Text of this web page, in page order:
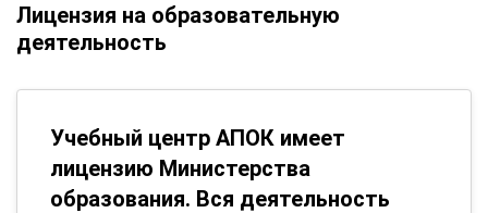
Лицензия на образовательную
деятельность
Учебный центр АПОК имеет
лицензию Министерства
образования. Вся деятельность